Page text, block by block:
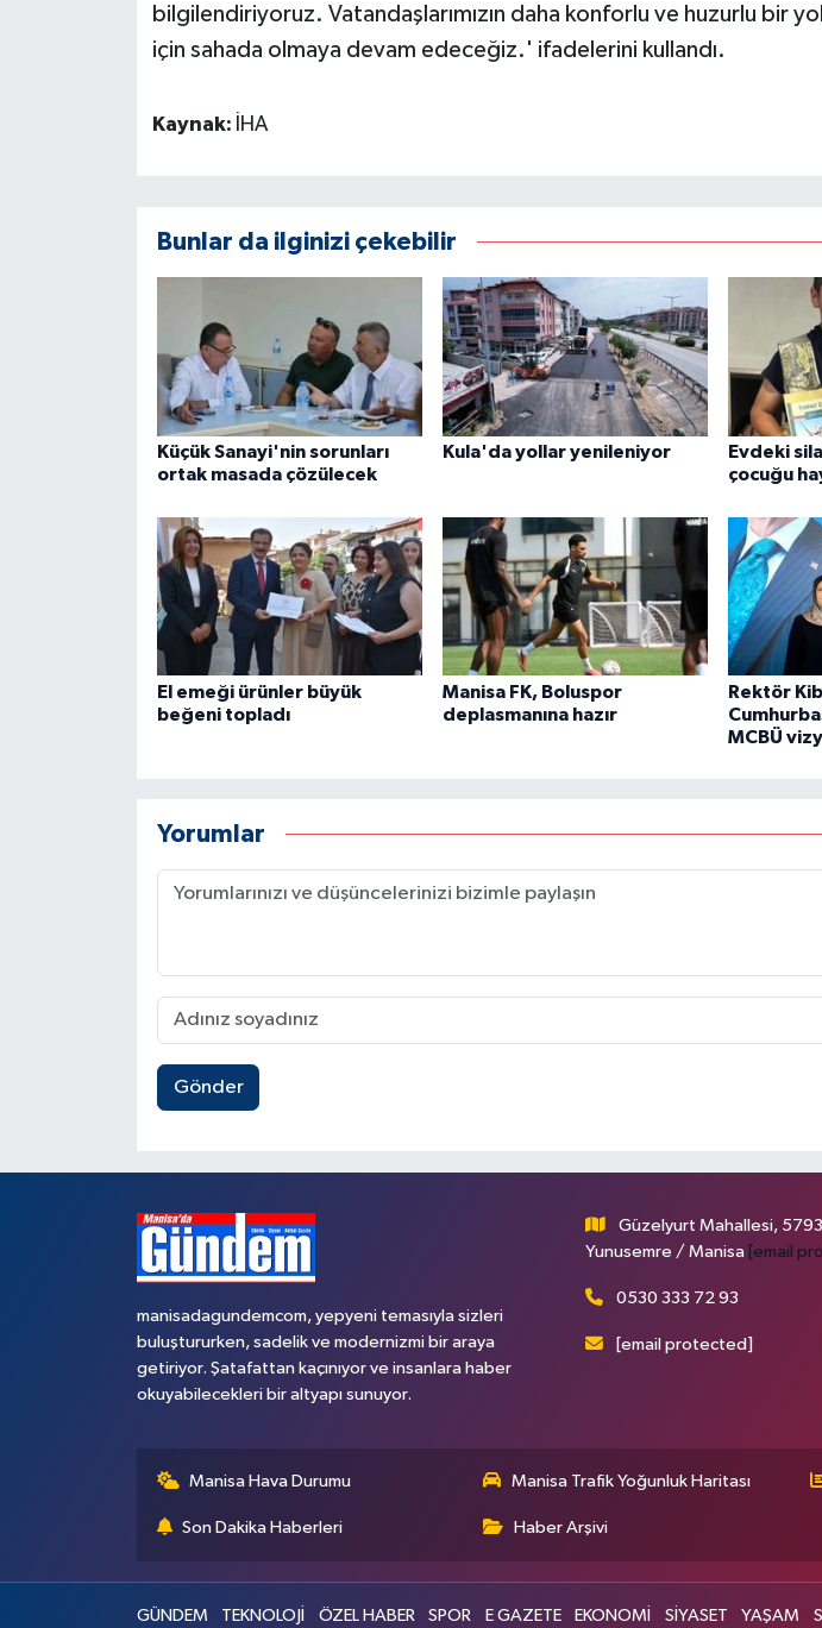
bilgilendiriyoruz. Vatandaşlarımızın daha konforlu ve huzurlu bir
için sahada olmaya devam edeceğiz.' ifadelerini kullandı.
Kaynak: İHA
Bunlar da ilginizi çekebilir
Küçük Sanayi'nin sorunları
ortak masada çözülecek
Kula'da yollar yenileniyor
Evdeki
çocuğu
El emeği ürünler büyük
beğeni topladı
Manisa FK, Boluspor
deplasmanına hazır
Rektör
MCBÜ
Yorumlar
Gönder
manisadagundemcom, yepyeni temasıyla sizleri
buluştururken, sadelik ve modernizmi bir araya
getiriyor. Şatafattan kaçınıyor ve insanlara haber
okuyabilecekleri bir altyapı sunuyor.
Güzelyurt Mahallesi,
Yunusemre / Manisa [email
0530 333 72 93
[email protected]
Manisa Hava Durumu Manisa Trafik Yoğunluk Haritası
Son Dakika Haberleri Haber Arşivi
GÜNDEM TEKNOLOJİ ÖZEL HABER SPOR E GAZETE EKONOMİ SİYASET YAŞAM